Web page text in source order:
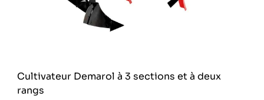
Cultivateur Demarol à 3 sections et à deux
rangs